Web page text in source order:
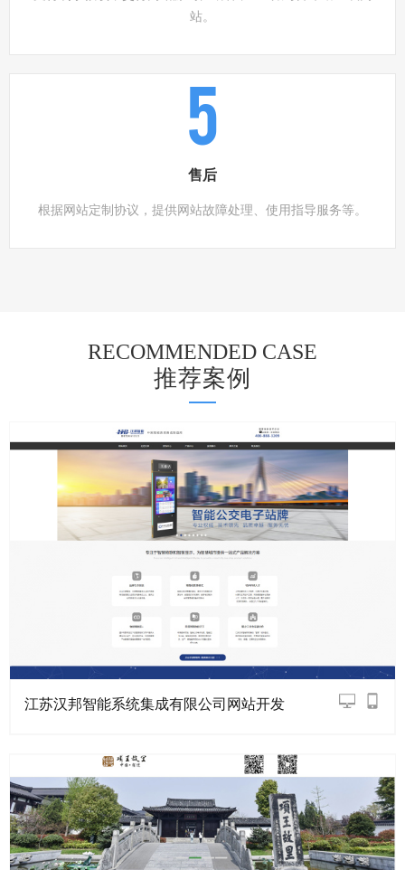
站。
5
售后
根据网站定制协议，提供网站故障处理、使用指导服务等。
RECOMMENDED CASE
推荐案例
江苏汉邦智能系统集成有限公司网站开发